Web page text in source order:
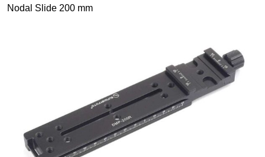
Nodal Slide 200 mm